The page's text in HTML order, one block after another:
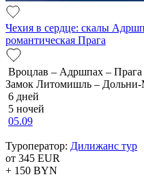
Чехия в сердце: скалы
романтическая Прага
Вроцлав – Адршпах –
Замок Литомишль – Дольни-
6 дней
5 ночей
05.09
Туроператор: Дилижанс тур
от 345 EUR
+ 150 BYN